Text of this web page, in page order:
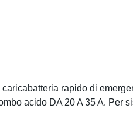
rapido di
acido DA 20 A 35 A. Per